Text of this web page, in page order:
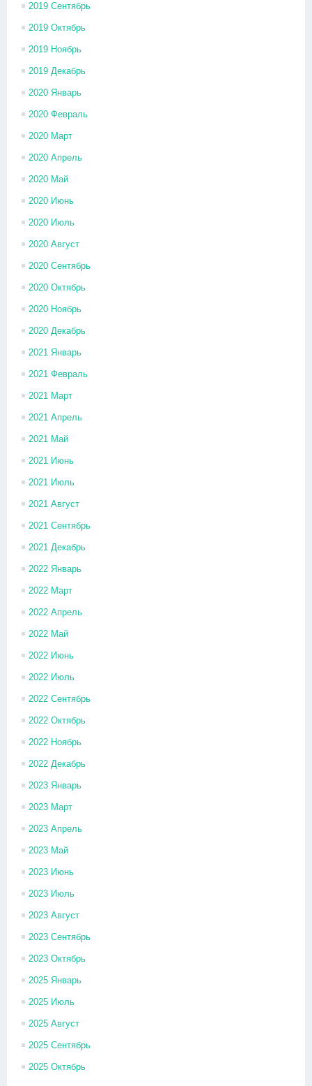
2019 Сентябрь
2019 Октябрь
2019 Ноябрь
2019 Декабрь
2020 Январь
2020 Февраль
2020 Март
2020 Апрель
2020 Май
2020 Июнь
2020 Июль
2020 Август
2020 Сентябрь
2020 Октябрь
2020 Ноябрь
2020 Декабрь
2021 Январь
2021 Февраль
2021 Март
2021 Апрель
2021 Май
2021 Июнь
2021 Июль
2021 Август
2021 Сентябрь
2021 Декабрь
2022 Январь
2022 Март
2022 Апрель
2022 Май
2022 Июнь
2022 Июль
2022 Сентябрь
2022 Октябрь
2022 Ноябрь
2022 Декабрь
2023 Январь
2023 Март
2023 Апрель
2023 Май
2023 Июнь
2023 Июль
2023 Август
2023 Сентябрь
2023 Октябрь
2025 Январь
2025 Июль
2025 Август
2025 Сентябрь
2025 Октябрь